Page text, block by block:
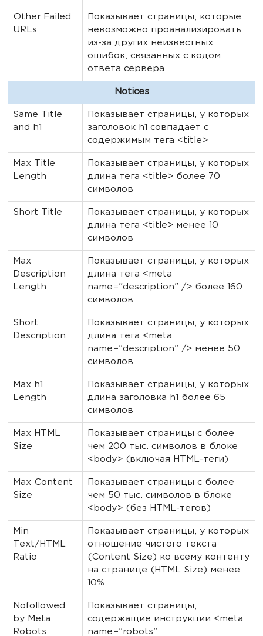
Other Failed
URLs
Показывает страницы, которые
невозможно проанализировать
из-за других неизвестных
ошибок, связанных с кодом
ответа сервера
Notices
Same Title
and h1
Показывает страницы, у которых
заголовок h1 совпадает с
содержимым тега <title>
Max Title
Length
Показывает страницы, у которых
длина тега <title> более 70
символов
Short Title
Показывает страницы, у которых
длина тега <title> менее 10
символов
Max
Description
Length
Показывает страницы, у которых
длина тега <meta
name="description" /> более 160
символов
Short
Description
Показывает страницы, у которых
длина тега <meta
name="description" /> менее 50
символов
Max h1
Length
Показывает страницы, у которых
длина заголовка h1 более 65
символов
Max HTML
Size
Показывает страницы с более
чем 200 тыс. символов в блоке
<body> (включая HTML-теги)
Max Content
Size
Показывает страницы с более
чем 50 тыс. символов в блоке
<body> (без HTML-тегов)
Min
Text/HTML
Ratio
Показывает страницы, у которых
отношение чистого текста
(Content Size) ко всему контенту
на странице (HTML Size) менее
10%
Nofollowed
by Meta
Robots
Показывает страницы,
содержащие инструкции <meta
name="robots"